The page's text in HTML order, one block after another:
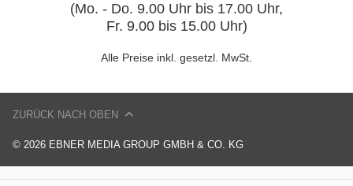
(Mo. - Do. 9.00 Uhr bis 17.00 Uhr,
Fr. 9.00 bis 15.00 Uhr)
Alle Preise inkl. gesetzl. MwSt.
© 2026 EBNER MEDIA GROUP GMBH & CO. KG
ZURÜCK NACH OBEN